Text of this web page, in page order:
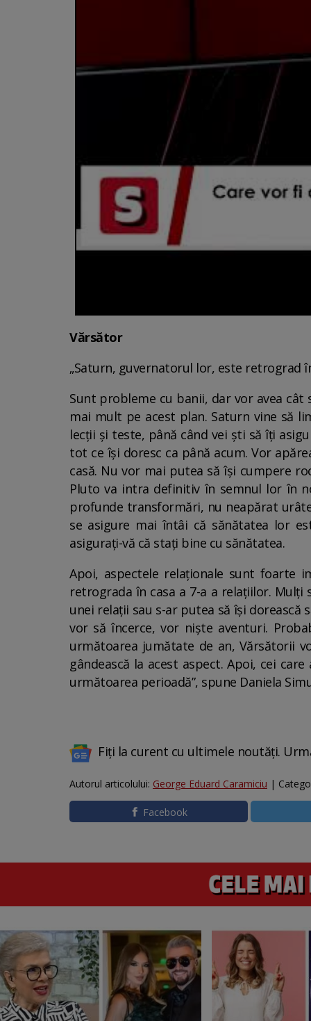
Vărsător
„Saturn, guvernatorul lor, este retrograd
Sunt probleme cu banii, dar vor avea cât
mai mult pe acest plan. Saturn vine să
lecții și teste, până când vei ști să îți
tot ce își doresc ca până acum. Vor
casă. Nu vor mai putea să își cumpere
Pluto va intra definitiv în semnul lor în
profunde transformări, nu neapărat
se asigure mai întâi că sănătatea lor
asigurați-vă că stați bine cu sănătatea.
Apoi, aspectele relaționale sunt foarte
retrograda în casa a 7-a a relațiilor.
unei relații sau s-ar putea să își dorească
vor să încerce, vor niște aventuri.
următoarea jumătate de an, Vărsătorii
gândească la acest aspect. Apoi, cei
următoarea perioadă”, spune Daniela
Fiți la curent cu ultimele noutăți.
Autorul articolului: George Eduard Caramiciu |
Facebook